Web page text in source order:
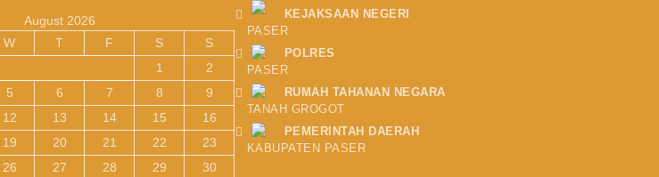
August 2026
W T F S
S
1
2
5 6 7 8
9
12 13 14 15
16
19 20 21 22
23
26 27 28 29 30
KEJAKSAAN NEGERI
PASER
POLRES
PASER
RUMAH TAHANAN NEGARA
TANAH GROGOT
PEMERINTAH DAERAH
KABUPATEN PASER